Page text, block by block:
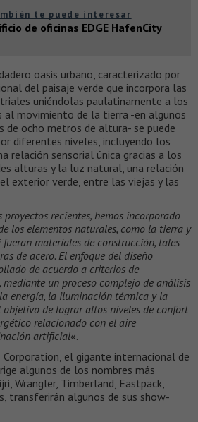
te puede interesar
de oficinas EDGE HafenCity
oasis urbano, caracterizado por
del paisaje verde que incorpora las
uniéndolas paulatinamente a los
al movimiento de la tierra -en algunos
de ocho metros de altura- se puede
diferentes niveles, incluyendo los
relación sensorial única gracias a los
alturas y la luz natural, una relación
exterior verde, entre las viejas y las
recientes, hemos incorporado
los elementos naturales, como la tierra y
materiales de construcción, tales
de acero. El enfoque del diseño
de acuerdo a criterios de
un proceso complejo de análisis
energía, la iluminación térmica y la
de lograr altos niveles de confort
relacionado con el aire
artificial«.
Corporation, el gigante internacional de
algunos de los nombres más
Wrangler, Timberland, Eastpack,
transferirán algunos de sus show-